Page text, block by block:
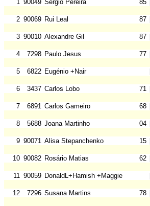
1 90049 Sergio Pereira 85
2 90069 Rui Leal 87
3 90010 Alexandre Gil 87
4
7298 Paulo Jesus 77
5
6822 Eugénio +Nair
6
3437 Carlos Lobo 71
7
6891 Carlos Gameiro 68
8
5688 Joana Martinho 04
9 90071 Alisa Stepanchenko 15
10 90082 Rosário Matias 62
11 90059 DonaldL+Hamish +Maggie
12
7296 Susana Martins 78